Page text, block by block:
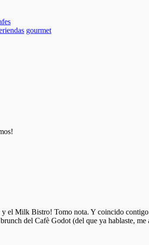
gourmet
el Milk Bistro! Tomo nota. Y coincido contigo
del Cafè Godot (del que ya hablaste,